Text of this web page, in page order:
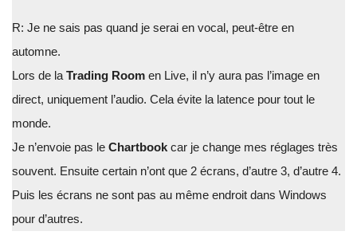
R: Je ne sais pas quand je serai en vocal, peut-être en
automne.
Lors de la Trading Room en Live, il n’y aura pas l’image en
direct, uniquement l’audio. Cela évite la latence pour tout le
monde.
Je n’envoie pas le Chartbook car je change mes réglages très
souvent. Ensuite certain n’ont que 2 écrans, d’autre 3, d’autre 4.
Puis les écrans ne sont pas au même endroit dans Windows
pour d’autres.